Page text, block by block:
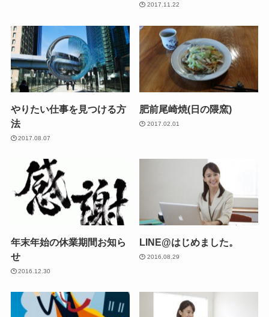
2017.11.22
やりたい仕事を見つける方
法
2017.08.07
肥前尾崎焼(日の隈窯)
2017.02.01
年末年始の休業期間お知ら
せ
2016.12.30
LINE@はじめました。
2016.08.29